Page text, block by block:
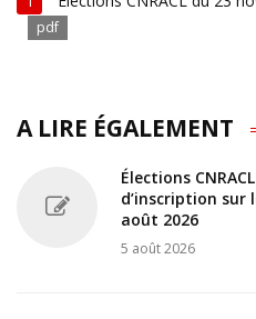
pdf
A LIRE ÉGALEMENT
Élections
d’inscription sur
août 2026
5 août 2026